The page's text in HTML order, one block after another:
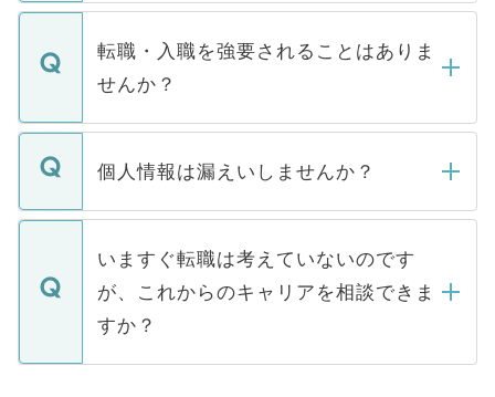
ます。通常、5営業日以内にはご連絡をせて
いただきますので、しばらくお待ちくださ
い。
マイナビDOCTORで取り扱っている求人の
うち約3割は、Webサイトからご覧いただ
けない「非公開求人」です。非公開求人は
下記の理由によって、一般には公開してい
ません。
■応募殺到を避けるため 人気のある医療機
関を公にしてしまうと、応募が殺到する場
に、医療機関が求める条件に合った人材の
みを人材紹介会社に依頼するケースが増え
ています。
転職・入職を強要されることはありま
せんか？
転職・入職を強要することは一切ありませ
ん。また、仮に応募先から内定をいただい
定を承諾する必要はありません。内定先へ
の辞退の連絡はキャリアパートナーが行い
ますので、ご安心ください。
個人情報は漏えいしませんか？
個人情報が漏えいすることはありませんの
で、ご安心ください。当サイトからの登録
などで収集したご登録者様の個人情報は、
ご本人のキャリアアップおよび転職活動の
支援を目的に使用いたします。お預かりし
ているすべての個人データはご本人の許可
いますぐ転職は考えていないのです
が、これからのキャリアを相談できま
すか？